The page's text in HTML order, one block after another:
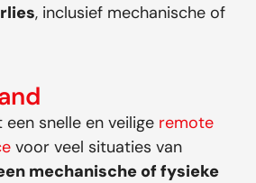
, inclusief mechanische of
snelle en veilige remote
voor veel situaties van
mechanische of fysieke